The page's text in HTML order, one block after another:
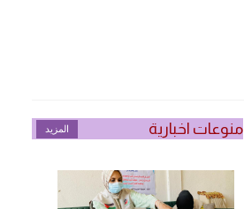
منوعات اخبارية المزيد